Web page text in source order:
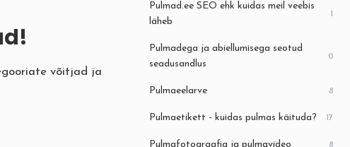
võitjad ja
Pulmad.ee SEO ehk kuidas meil veebis
läheb
1
Pulmadega ja abiellumisega seotud
seadusandlus
0
Pulmaeelarve 8
Pulmaetikett - kuidas pulmas käituda? 17
Pulmafotograafia ja pulmavideo 8